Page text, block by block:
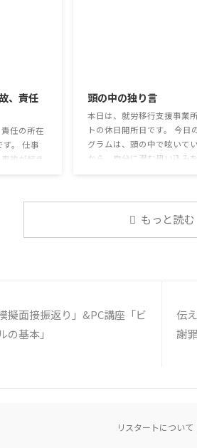
るのでは
を得て、
要 支出を
も同じなのかも 同居中の高
めの感染予防等、ご本人の
、責任
任の所在
す。 仕事
故が起き
いる。 利
頭の中の独り言
本日は、就労移行支援事業
トの休日開所日です。 今日
グラムは、頭の中で呟いて
から、自分に潜む思い込み
ための練習を行います。 私
様々な状況に対して、口には
を探す ① 最近、自分が ...
もっと読む
擬面接振返り」&PC講座「ビ
の基本」
伝
謝
リスタートについて